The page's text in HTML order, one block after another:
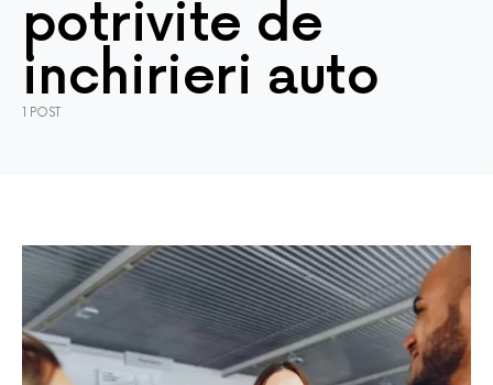
potrivite de
inchirieri auto
1 POST